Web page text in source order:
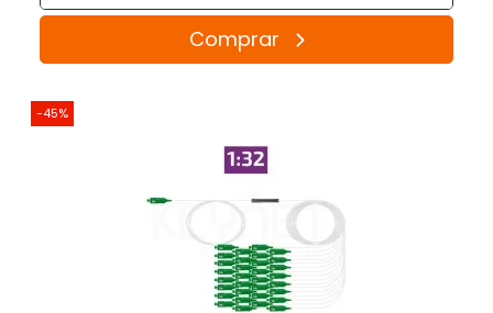
Comprar
-45%